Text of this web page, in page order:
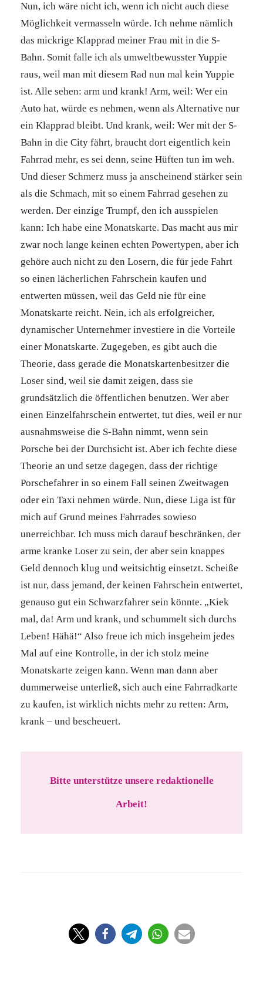
Nun, ich wäre nicht ich, wenn ich nicht auch diese
Möglichkeit vermasseln würde. Ich nehme nämlich
das mickrige Klapprad meiner Frau mit in die S-
Bahn. Somit falle ich als umweltbewusster Yuppie
raus, weil man mit diesem Rad nun mal kein Yuppie
ist. Alle sehen: arm und krank! Arm, weil: Wer ein
Auto hat, würde es nehmen, wenn als Alternative nur
ein Klapprad bleibt. Und krank, weil: Wer mit der S-
Bahn in die City fährt, braucht dort eigentlich kein
Fahrrad mehr, es sei denn, seine Hüften tun im weh.
Und dieser Schmerz muss ja anscheinend stärker sein
als die Schmach, mit so einem Fahrrad gesehen zu
werden. Der einzige Trumpf, den ich ausspielen
kann: Ich habe eine Monatskarte. Das macht aus mir
zwar noch lange keinen echten Powertypen, aber ich
gehöre auch nicht zu den Losern, die für jede Fahrt
so einen lächerlichen Fahrschein kaufen und
entwerten müssen, weil das Geld nie für eine
Monatskarte reicht. Nein, ich als erfolgreicher,
dynamischer Unternehmer investiere in die Vorteile
einer Monatskarte. Zugegeben, es gibt auch die
Theorie, dass gerade die Monatskartenbesitzer die
Loser sind, weil sie damit zeigen, dass sie
grundsätzlich die öffentlichen benutzen. Wer aber
einen Einzelfahrschein entwertet, tut dies, weil er nur
ausnahmsweise die S-Bahn nimmt, wenn sein
Porsche bei der Durchsicht ist. Aber ich fechte diese
Theorie an und setze dagegen, dass der richtige
Porschefahrer in so einem Fall seinen Zweitwagen
oder ein Taxi nehmen würde. Nun, diese Liga ist für
mich auf Grund meines Fahrrades sowieso
unerreichbar. Ich muss mich darauf beschränken, der
arme kranke Loser zu sein, der aber sein knappes
Geld dennoch klug und weitsichtig einsetzt. Scheiße
ist nur, dass jemand, der keinen Fahrschein entwertet,
genauso gut ein Schwarzfahrer sein könnte. „Kiek
mal, da! Arm und krank, und schummelt sich durchs
Leben! Hähä!“ Also freue ich mich insgeheim jedes
Mal auf eine Kontrolle, in der ich stolz meine
Monatskarte zeigen kann. Wenn man dann aber
dummerweise unterließ, sich auch eine Fahrradkarte
zu kaufen, ist wirklich nichts mehr zu retten: Arm,
krank – und bescheuert.
Bitte unterstütze unsere redaktionelle
Arbeit!